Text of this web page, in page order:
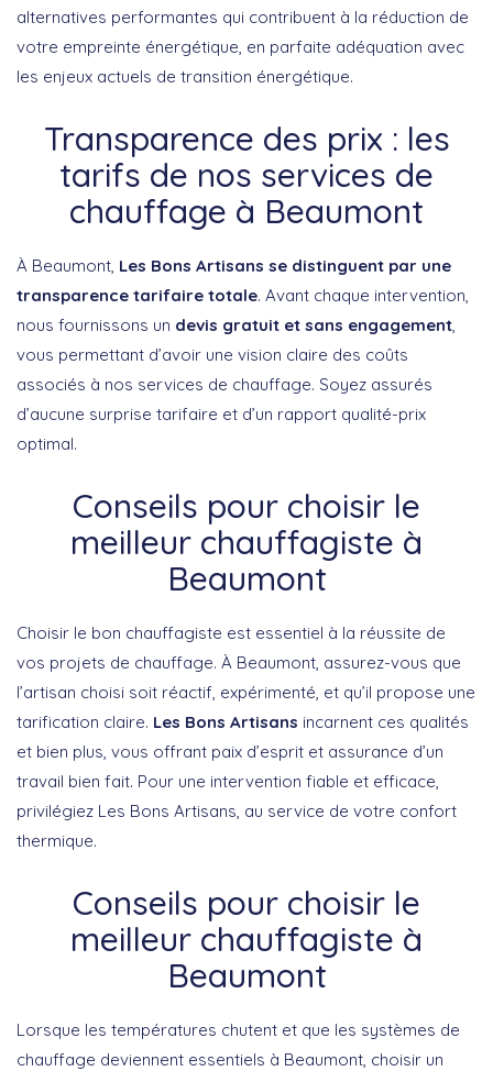
alternatives performantes qui contribuent à la réduction de
votre empreinte énergétique, en parfaite adéquation avec
les enjeux actuels de transition énergétique.
Transparence des prix : les
tarifs de nos services de
chauffage à Beaumont
À Beaumont, Les Bons Artisans se distinguent par une
transparence tarifaire totale. Avant chaque intervention,
nous fournissons un devis gratuit et sans engagement
vous permettant d’avoir une vision claire des coûts
associés à nos services de chauffage. Soyez assurés
d’aucune surprise tarifaire et d’un rapport qualité-prix
optimal.
Conseils pour choisir le
meilleur chauffagiste à
Beaumont
Choisir le bon chauffagiste est essentiel à la réussite de
vos projets de chauffage. À Beaumont, assurez-vous que
l’artisan choisi soit réactif, expérimenté, et qu’il propose une
tarification claire. Les Bons Artisans incarnent ces qualités
et bien plus, vous offrant paix d’esprit et assurance d’un
travail bien fait. Pour une intervention fiable et efficace,
privilégiez Les Bons Artisans, au service de votre confort
thermique.
Conseils pour choisir le
meilleur chauffagiste à
Beaumont
Lorsque les températures chutent et que les systèmes de
chauffage deviennent essentiels à Beaumont, choisir un